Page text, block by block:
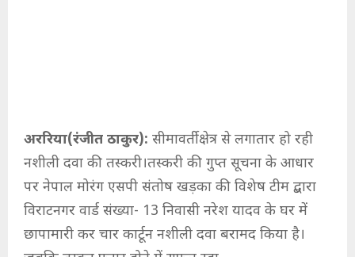
अररिया(रंजीत ठाकुर): सीमावर्ती क्षेत्र से लगातार हो रही
नशीली दवा की तस्करी।तस्करी की गुप्त सूचना के आधार
पर नेपाल मोरंग एसपी संतोष खड़का की विशेष टीम द्बारा
विराटनगर वार्ड संख्या- 13 निवासी नरेश यादव के घर में
छापामारी कर चार कार्टून नशीली दवा बरामद किया है।